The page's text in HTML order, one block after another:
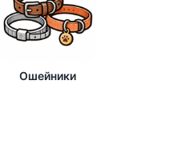
Ошейники